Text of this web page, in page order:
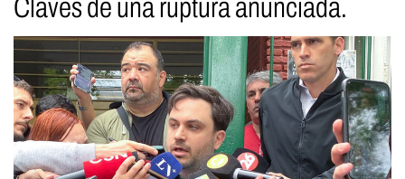
Claves de una ruptura anunciada.